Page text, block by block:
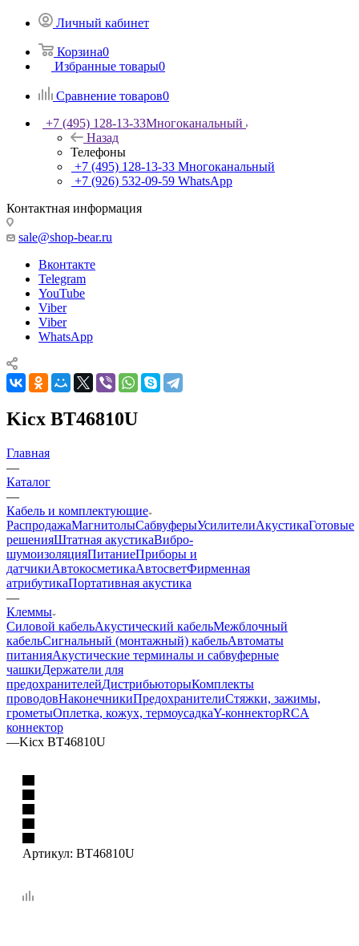
Личный кабинет
Корзина0
Избранные товары0
Сравнение товаров0
+7 (495) 128-13-33Многоканальный
Назад
Телефоны
+7 (495) 128-13-33 Многоканальный
+7 (926) 532-09-59 WhatsApp
Контактная информация
sale@shop-bear.ru
Вконтакте
Telegram
YouTube
Viber
Viber
WhatsApp
Kicx BT46810U
Главная
—
Каталог
—
Кабель и комплектующие
РаспродажаМагнитолыСабвуферыУсилителиАкустикаГотовые
решенияШтатная акустикаВибро-
шумоизоляцияПитаниеПриборы и
датчикиАвтокосметикаАвтосветФирменная
атрибутикаПортативная акустика
—
Клеммы
Силовой кабельАкустический кабельМежблочный
кабельСигнальный (монтажный) кабельАвтоматы
питанияАкустические терминалы и сабвуферные
чашкиДержатели для
предохранителейДистрибьюторыКомплекты
проводовНаконечникиПредохранителиСтяжки, зажимы,
грометыОплетка, кожух, термоусадкаY-коннекторRCA
коннектор
—Kicx BT46810U
Артикул: BT46810U